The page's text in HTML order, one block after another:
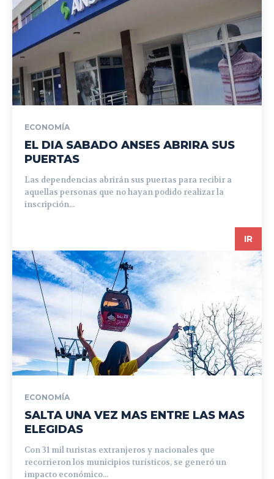
ECONOMÍA
EL DIA SABADO ANSES ABRIRA SUS
PUERTAS
Las dependencias abrirán sus puertas para recibir a
aquellas personas que no hayan podido realizar la
inscripción...
IR
ECONOMÍA
SALTA UNA VEZ MAS ENTRE LAS MAS
ELEGIDAS
Con 31 mil turistas extranjeros y nacionales que
recorrieron los municipios turísticos, se generó un
impacto económico...